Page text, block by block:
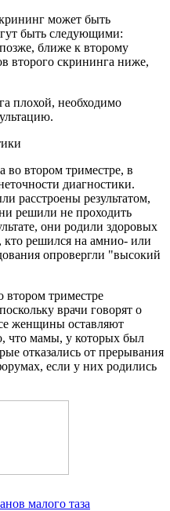
может быть
быть следующими:
ближе к второму
второго скрининга ниже,
плохой, необходимо
втором триместре, в
диагностики.
расстроены результатом,
решили не проходить
они родили здоровых
кто решился на амнио- или
опровергли "высокий
втором триместре
врачи говорят о
женщины оставляют
что мамы, у которых был
отказались от прерывания
если у них родились
малого таза